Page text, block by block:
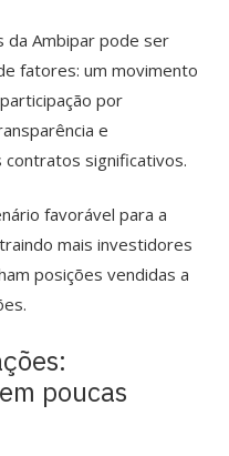
da Ambipar pode ser
fatores: um movimento
por
e
contratos significativos.
favorável para a
mais investidores
posições vendidas a
poucas